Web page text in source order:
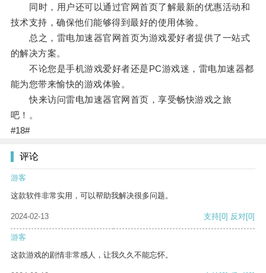
同时，用户还可以通过官网首页了解最新的优惠活动和
技术支持，确保他们能够得到最好的使用体验。
总之，雷电加速器官网首页为游戏爱好者提供了一站式
的解决方案。
不论您是手机游戏爱好者还是PC游戏迷，雷电加速器都
能为您带来愉快的游戏体验。
快来访问雷电加速器官网首页，享受畅快游戏之旅
吧！。
#18#
评论
游客
这款软件非常实用，可以帮助我解决很多问题。
2024-02-13 支持[0] 反对[0]
游客
这款游戏的剧情非常感人，让我久久不能忘怀。